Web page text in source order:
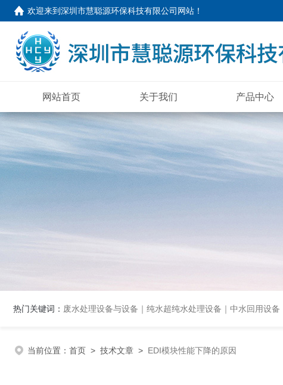
欢迎来到深圳市慧聪源环保科技有限公司网站 ！
网站首页 关于我们 产品中心
热门关键词： 废水处理设备与设备｜纯水超纯水处理设备｜中水回用设备｜膜分
当前位置： 首页 > 技术文章 > EDI模块性能下降的原因